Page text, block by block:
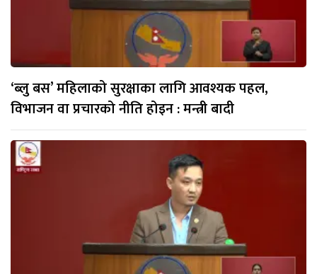
‘ब्लु बस’ महिलाको सुरक्षाका लागि आवश्यक पहल,
विभाजन वा प्रचारको नीति होइन : मन्त्री बादी